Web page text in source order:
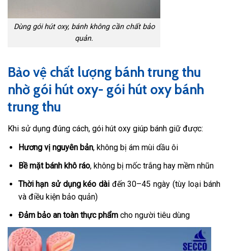
Dùng gói hút oxy, bánh không cần chất bảo
quản.
Bảo vệ chất lượng bánh trung thu
nhờ gói hút oxy- gói hút oxy bánh
trung thu
Khi sử dụng đúng cách, gói hút oxy giúp bánh giữ được:
Hương vị nguyên bản, không bị ám mùi dầu ôi
Bề mặt bánh khô ráo, không bị mốc trắng hay mềm nhũn
Thời hạn sử dụng kéo dài đến 30–45 ngày (tùy loại bánh
và điều kiện bảo quản)
Đảm bảo an toàn thực phẩmcho người tiêu dùng